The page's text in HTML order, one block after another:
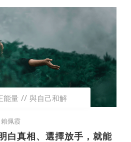
能量 與自己和解
賴佩霞
白真相、選擇放手，就能